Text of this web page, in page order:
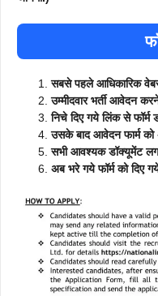
सबसे पहले आधिकारिक
उम्मीदवार भर्ती आवेदन
निचे दिए गये लिंक से फॉर्म
उसके बाद आवेदन फार्म को
सभी आवश्यक डॉक्यूमेंट
अब भरे गये फॉर्म को दिए